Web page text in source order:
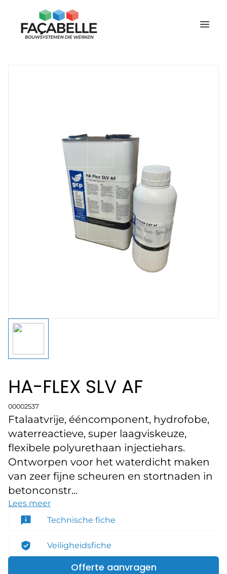
HA-FLEX SLV AF
00002537
Ftalaatvrije, ééncomponent, hydrofobe,
waterreactieve, super laagviskeuze,
flexibele polyurethaan injectiehars.
Ontworpen voor het waterdicht maken
van zeer fijne scheuren en stortnaden in
betonconstr...
Lees meer
Technische fiche
Veiligheidsfiche
Offerte aanvragen